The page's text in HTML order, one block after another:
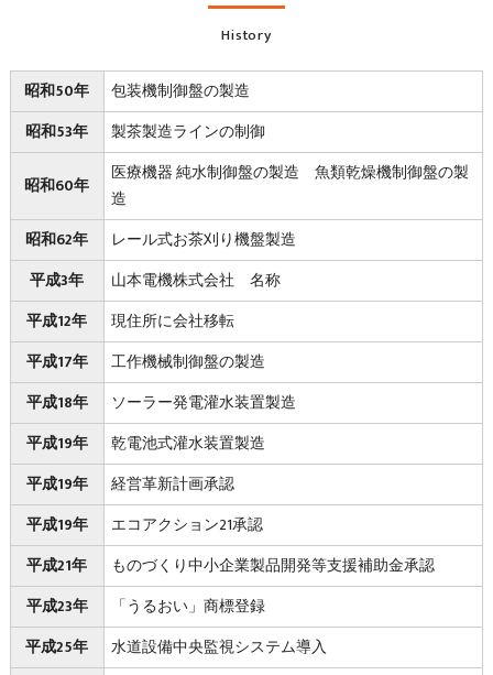
History
昭和50年
包装機制御盤の製造
昭和53年
製茶製造ラインの制御
昭和60年
医療機器 純水制御盤の製造 魚類乾燥機制御盤の製
造
昭和62年
レール式お茶刈り機盤製造
平成3年
山本電機株式会社 名称
平成12年
現住所に会社移転
平成17年
工作機械制御盤の製造
平成18年
ソーラー発電灌水装置製造
平成19年
乾電池式灌水装置製造
平成19年
経営革新計画承認
平成19年
エコアクション21承認
平成21年
ものづくり中小企業製品開発等支援補助金承認
平成23年
「うるおい」商標登録
平成25年
水道設備中央監視システム導入